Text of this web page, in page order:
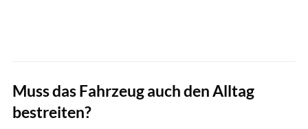
Muss das Fahrzeug auch den Alltag
bestreiten?